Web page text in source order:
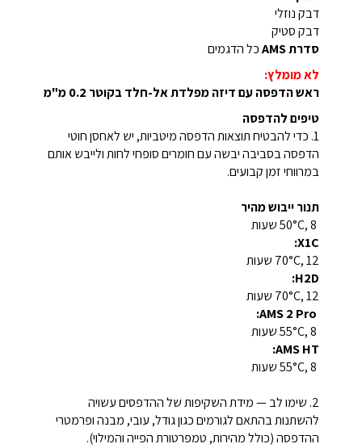
דבק נוזלי
דבק סטיק
סדרת AMS
כל הדגמים
לא מומלץ:
ראש הדפסה עם דיזה מפלדת אל-חלד בקוטר 0.2 מ"מ
טיפים להדפסה
1. כדי להבטיח תוצאות הדפסה מיטביות, יש לאחסן חוטי
הדפסה בסביבה יבשה עם חומרים סופחי לחות ולייבש אותם
במרווחי זמן קבועים.
תנור ייבוש מהיר
X1C:
‎70°C, 12 שעות
H2D:
‎70°C, 12 שעות
AMS 2 Pro:
AMS HT:
2. שימו לב — מידת השקיפות של ההדפסים עשויה
להשתנות בהתאם לגורמים כגון גודל, עובי, מבנה ופרמטרי
ההדפסה (כולל מהירות, טמפרטורת הפייה והמילוי).